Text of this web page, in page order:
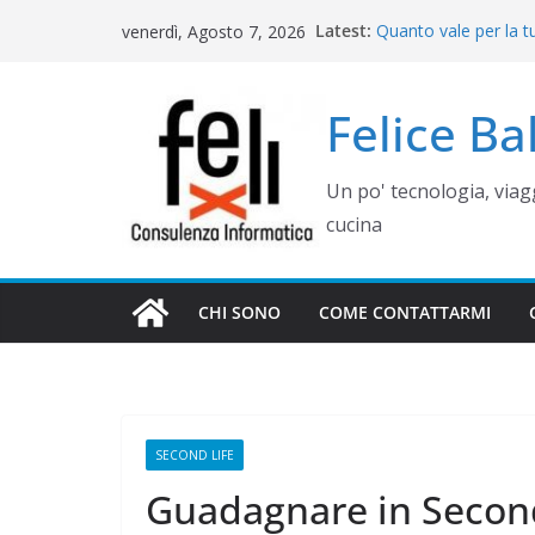
venerdì, Agosto 7, 2026 Latest: Quanto vale per la
Rimettere in
Campania
Controllo operativo
gestionale su
Felice
Un po' tecnologia,
cucina
CHI SONO COME CONTATTARMI
​SECOND LIFE
Guadagnare in
COME